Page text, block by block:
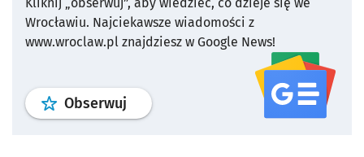
Wrocławiu. Najciekawsze wiadomości z
www.wroclaw.pl znajdziesz w Google News!
Obserwuj profil serwisu